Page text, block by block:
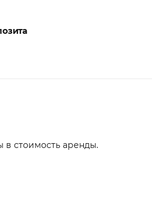
в стоимость аренды.